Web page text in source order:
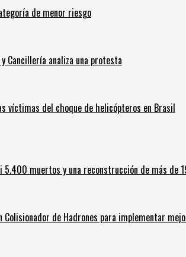
de menor riesgo
Cancillería analiza una protesta
víctimas del choque de helicópteros en Brasil
muertos y una reconstrucción de más de
Colisionador de Hadrones para implementar